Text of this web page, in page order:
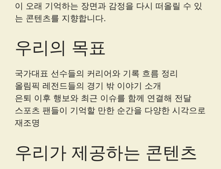
이 오래 기억하는 장면과 감정을 다시 떠올릴 수 있
는 콘텐츠를 지향합니다.
우리의 목표
국가대표 선수들의 커리어와 기록 흐름 정리
올림픽 레전드들의 경기 밖 이야기 소개
은퇴 이후 행보와 최근 이슈를 함께 연결해 전달
스포츠 팬들이 기억할 만한 순간을 다양한 시각으로
재조명
우리가 제공하는 콘텐츠